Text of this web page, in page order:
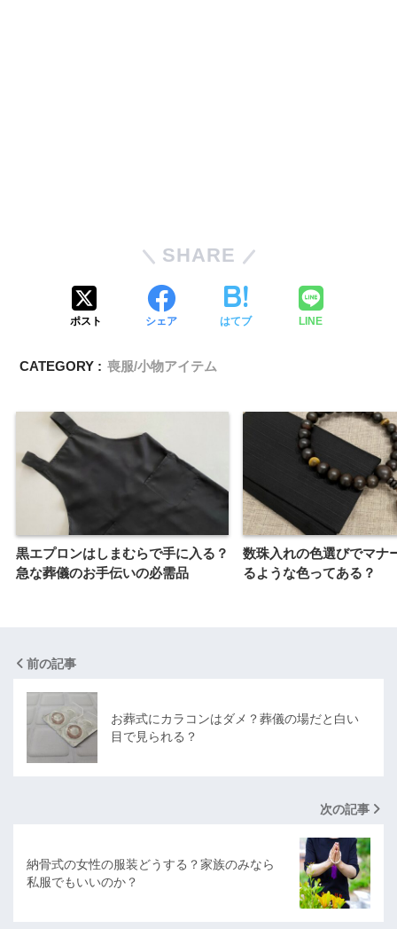
SHARE
ポスト シェア はてブ LINE
CATEGORY : 喪服/小物アイテム
黒エプロンはしまむらで手に入る？
急な葬儀のお手伝いの必需品
数珠入れの色選びでマナ
るような色ってある？
前の記事
お葬式にカラコンはダメ？葬儀の場だと白い
目で見られる？
次の記事
納骨式の女性の服装どうする？家族のみなら
私服でもいいのか？